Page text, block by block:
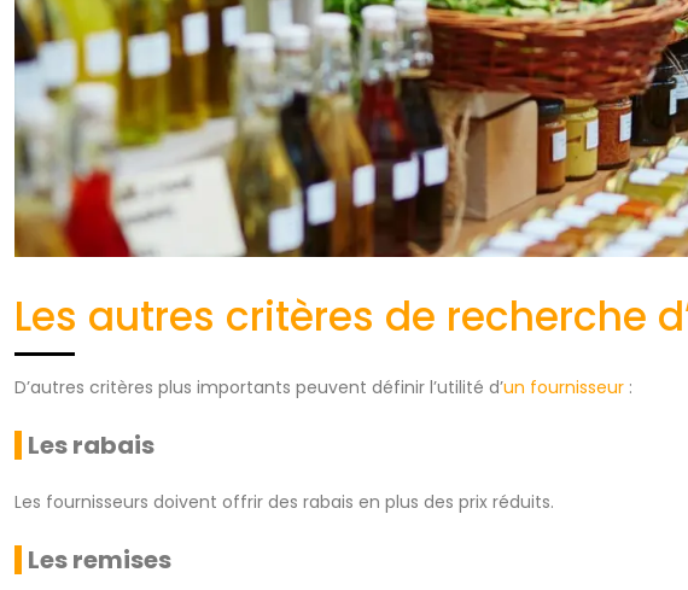
Les autres critères de recherche
D’autres critères plus importants peuvent définir l’utilité d’un fournisseur :
Les rabais
Les fournisseurs doivent offrir des rabais en plus des prix réduits.
Les remises